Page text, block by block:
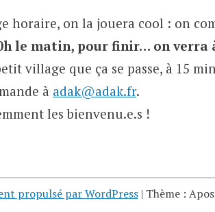
horaire, on la jouera cool : on
le matin, pour finir… on verra
village que ça se passe, à 15
à adak@adak.fr.
les bienvenu.e.s !
propulsé par WordPress | Thème :